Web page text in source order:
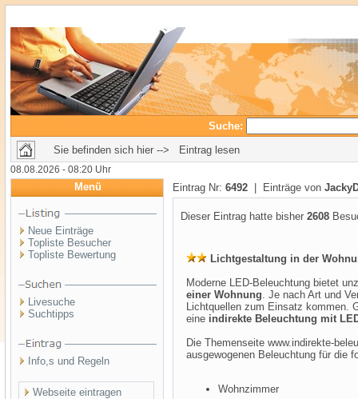
Suche:
Sie befinden sich hier --> Eintrag lesen
08.08.2026 - 08:20 Uhr
Menü
Neue Einträge
Topliste Besucher
Topliste Bewertung
Livesuche
Suchtipps
Info,s und Regeln
Webseite eintragen
Eintrag Nr: 6492 | Einträge von
Dieser Eintrag hatte bisher 2608
Lichtgestaltung in der
Moderne LED-Beleuchtung bietet
einer Wohnung. Je nach Art und
Lichtquellen zum Einsatz kommen.
eine indirekte Beleuchtung mit
Die Themenseite www.indirekte-
ausgewogenen Beleuchtung für die
Wohnzimmer